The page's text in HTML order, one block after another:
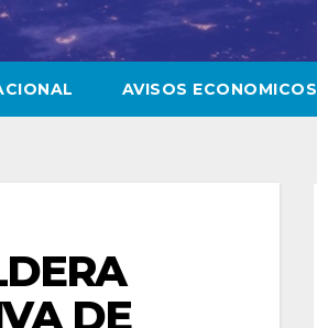
AVISOS ECONOMICOS
DE